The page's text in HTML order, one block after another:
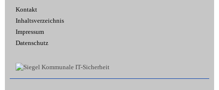
Kontakt
Inhaltsverzeichnis
Impressum
Datenschutz